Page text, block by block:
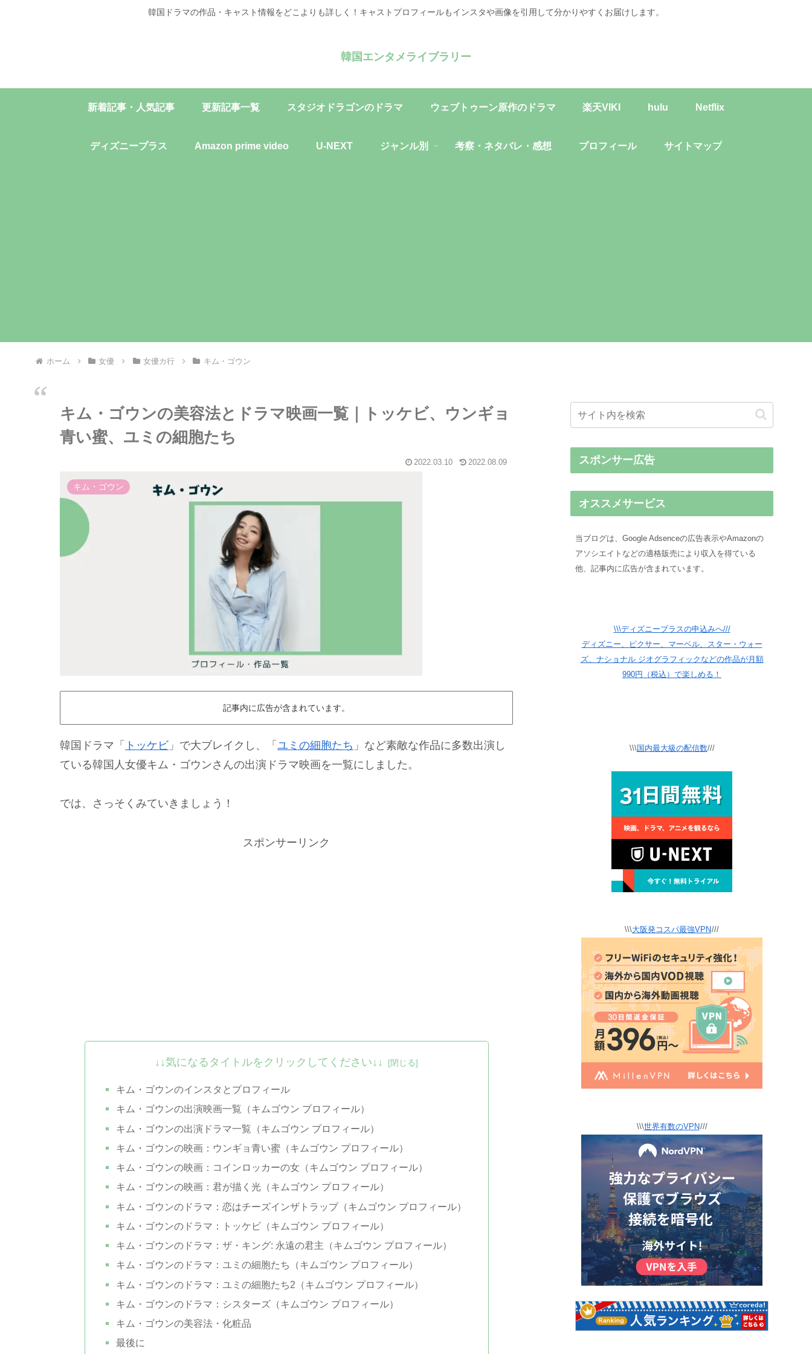
韓国ドラマの作品・キャスト情報をどこよりも詳しく！キャストプロフィールもインスタや画像を引用して分かりやすくお届けします。
韓国エンタメライブラリー
新着記事・人気記事 更新記事一覧 スタジオドラゴンのドラマ ウェブトゥーン原作のドラマ 楽天VIKI hulu Netflix
ディズニープラス Amazon prime video U-NEXT ジャンル別 考察・ネタバレ・感想 プロフィール サイトマップ
ホーム 女優 女優カ行 キム・ゴウン
キム・ゴウンの美容法とドラマ映画一覧｜トッケビ、ウンギョ
青い蜜、ユミの細胞たち
2022.03.10 2022.08.09
キム・ゴウン
記事内に広告が含まれています。
韓国ドラマ「 トッケビ 」で大ブレイクし、「 ユミの細胞たち 」など素敵な作品に多数出演し
ている韓国人女優キム・ゴウンさんの出演ドラマ映画を一覧にしました。
では、さっそくみていきましょう！
スポンサーリンク
↓↓気になるタイトルをクリックしてください↓↓
キム・ゴウンのインスタとプロフィール
キム・ゴウンの出演映画一覧（キムゴウン プロフィール）
キム・ゴウンの出演ドラマ一覧（キムゴウン プロフィール）
キム・ゴウンの映画：ウンギョ青い蜜（キムゴウン プロフィール）
キム・ゴウンの映画：コインロッカーの女（キムゴウン プロフィール）
キム・ゴウンの映画：君が描く光（キムゴウン プロフィール）
キム・ゴウンのドラマ：恋はチーズインザトラップ（キムゴウン プロフィール）
キム・ゴウンのドラマ：トッケビ（キムゴウン プロフィール）
キム・ゴウンのドラマ：ザ・キング: 永遠の君主（キムゴウン プロフィール）
キム・ゴウンのドラマ：ユミの細胞たち（キムゴウン プロフィール）
キム・ゴウンのドラマ：ユミの細胞たち2（キムゴウン プロフィール）
キム・ゴウンのドラマ：シスターズ（キムゴウン プロフィール）
キム・ゴウンの美容法・化粧品
最後に
スポンサー広告
オススメサービス
当ブログは、Google Adsenceの広告表示やAmazonの
アソシエイトなどの適格販売により収入を得ている
他、記事内に広告が含まれています。
\\\ディズニープラスの申込みへ///
ディズニー、ピクサー、マーベル、スター・ウォー
ズ、ナショナル ジオグラフィックなどの作品が月額
990円（税込）で楽しめる！
\\\国内最大級の配信数///
\\\大阪発コスパ最強VPN///
\\\世界有数のVPN///